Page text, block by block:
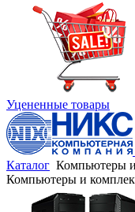
Уцененные товары
Каталог Компьютеры
Компьютеры и